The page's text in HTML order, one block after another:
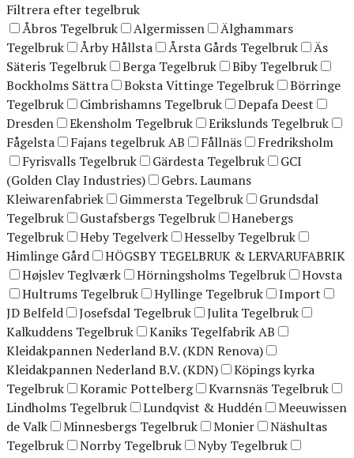
Filtrera efter tegelbruk
Åbros Tegelbruk
Algermissen
Älghammars
Tegelbruk
Årby Hållsta Årsta Gårds Tegelbruk
Äs
Säteris Tegelbruk
Berga Tegelbruk
Biby Tegelbruk
Bockholms Sättra
Boksta Vittinge Tegelbruk
Börringe
Tegelbruk
Cimbrishamns Tegelbruk
Depafa Deest
Dresden
Ekensholm Tegelbruk
Erikslunds Tegelbruk
Fågelsta
Fajans tegelbruk AB Fållnäs
Fredriksholm
Fyrisvalls Tegelbruk
Gärdesta Tegelbruk
GCI
(Golden Clay Industries)
Gebrs. Laumans
Kleiwarenfabriek
Gimmersta Tegelbruk
Grundsdal
Tegelbruk
Gustafsbergs Tegelbruk
Hanebergs
Tegelbruk
Heby Tegelverk
Hesselby Tegelbruk
Himlinge Gård
HÖGSBY TEGELBRUK & LERVARUFABRIK
Højslev Teglværk
Hörningsholms Tegelbruk
Hovsta
Hultrums Tegelbruk
Hyllinge Tegelbruk
Import
JD Belfeld
Josefsdal Tegelbruk
Julita Tegelbruk
Kalkuddens Tegelbruk
Kaniks Tegelfabrik AB
Kleidakpannen Nederland B.V. (KDN Renova)
Kleidakpannen Nederland B.V. (KDN)
Köpings kyrka
Tegelbruk
Koramic Pottelberg
Kvarnsnäs Tegelbruk
Lindholms Tegelbruk
Lundqvist & Huddén
Meeuwissen
de Valk
Minnesbergs Tegelbruk Monier
Näshultas
Tegelbruk
Norrby Tegelbruk
Nyby Tegelbruk